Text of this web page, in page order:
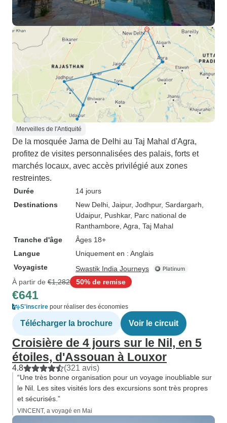
Merveilles de l'Antiquité
De la mosquée Jama de Delhi au Taj Mahal d'Agra,
profitez de visites personnalisées des palais, forts et
marchés locaux, avec accès privilégié aux zones
restreintes.
Durée
14 jours
Destinations
New Delhi , Jaipur, Jodhpur, Sardargarh
Udaipur, Pushkar, Parc national de
Ranthambore , Agra , Taj Mahal
Tranche d'âge
Âges 18+
Langue
Uniquement en : Anglais
Voyagiste
Swastik India Journeys
À partir de €1,282 50% de remise
€641
S'inscrire pour réaliser des économies
Télécharger la brochure Voir le circuit
Croisière de 4 jours sur le Nil, en 5
étoiles, d'Assouan à Louxor
4.8 (321 avis)
“Une très bonne organisation pour un voyage inoubliable sur
le Nil. Les sites visités lors des excursions sont très propres
et sécurisés.”
VINCENT, a voyagé en Mai